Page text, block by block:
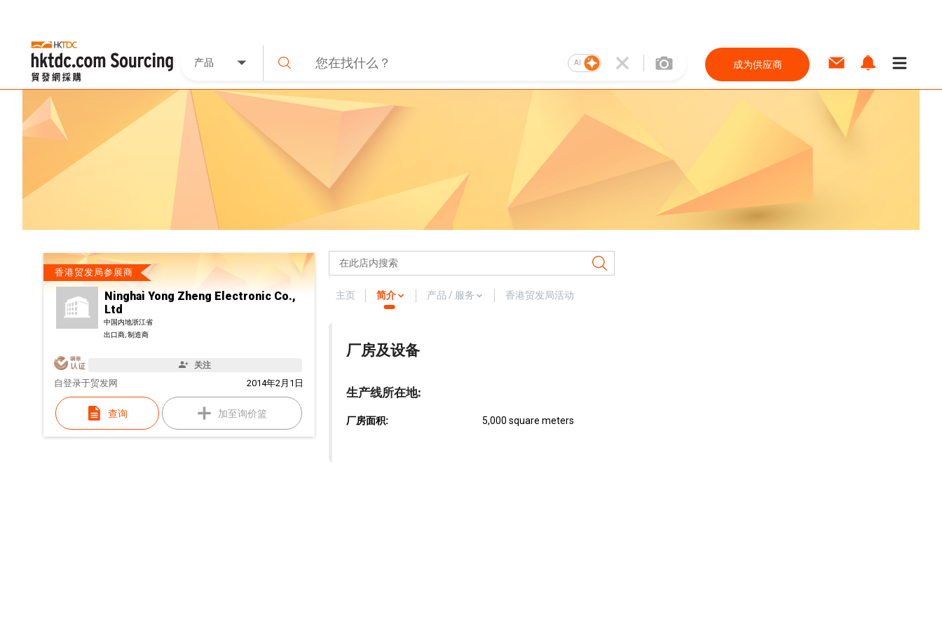
产品 AI 成为供应商
香港贸发局参展商
Ninghai Yong Zheng Electronic Co.,
Ltd
中国内地浙江省
出口商, 制造商
关注
自 2014年2月1日
登录于贸发网
查询 加至询价篮
主页 简介 产品 / 服务 香港贸发局活动
厂房及设备
生产线所在地:
厂房面积: 5,000 square meters